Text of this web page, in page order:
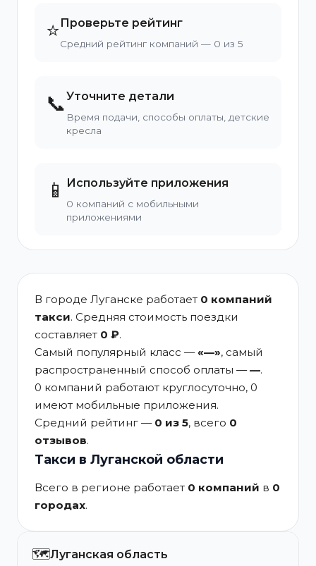
⭐Проверьте рейтинг
Средний рейтинг компаний — 0 из 5
📞Уточните детали
Время подачи, способы оплаты, детские
кресла
📱 Используйте приложения
0 компаний с мобильными
приложениями
В городе Луганске работает 0 компаний
такси. Средняя стоимость поездки
составляет 0 ₽.
Самый популярный класс —«—», самый
распространенный способ оплаты ——.
0 компаний работают круглосуточно, 0
имеют мобильные приложения.
Средний рейтинг — 0 из 5, всего 0
отзывов.
Такси в Луганской области
Всего в регионе работает 0 компаний в 0
городах.
🗺️Луганская область